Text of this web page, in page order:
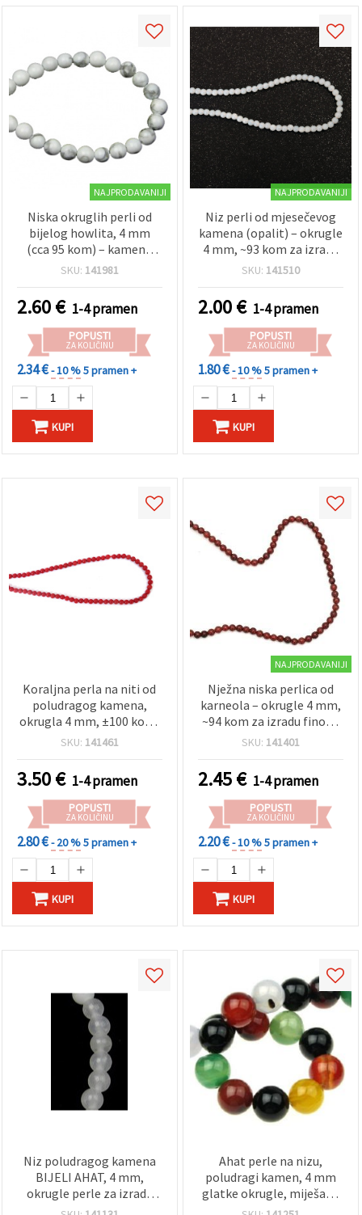
NAJPRODAVANIJI
Niska okruglih perli od
bijelog howlita, 4 mm
(cca 95 kom) – kamene
perle s efektom mramora
nakita, narukvice i ogrlice
SKU: 141981
2.60€ 1-4 pramen
POPUSTI
ZA KOLIČINU
2.34 €- 10 %5 pramen +
KUPI
NAJPRODAVANIJI
Niz perli od mjesečevog
kamena (opalit) – okrugle
4 mm, ~93 kom za izradu
finog i elegantnog nakita
SKU: 141510
2.00€ 1-4 pramen
POPUSTI
ZA KOLIČINU
1.80 €- 10 %5 pramen +
KUPI
Koraljna perla na niti od
poludragog kamena,
okrugla 4 mm, ±100 kom,
±40 cm
SKU: 141461
3.50€ 1-4 pramen
POPUSTI
ZA KOLIČINU
2.80 €- 20 %5 pramen +
KUPI
NAJPRODAVANIJI
Nježna nis­ka perlica od
karneola – okrugle 4 mm,
~94 kom za izradu finog i
elegantnog nakita DIY
SKU: 141401
2.45€ 1-4 pramen
POPUSTI
ZA KOLIČINU
2.20 €- 10 %5 pramen +
KUPI
Niz poludragog kamena
BIJELI AHAT, 4 mm,
okrugle perle za izradu
nakita – cca 92 komada
Ahat perle na nizu,
poludragi kamen, 4 mm
glatke okrugle, miješane
boje, cca 92 kom — za